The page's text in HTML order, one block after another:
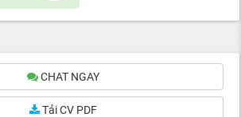
CHAT NGAY
Tải CV PDF